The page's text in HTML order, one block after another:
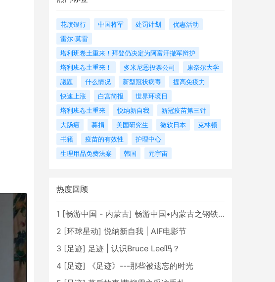
花旗银行 中国将军 处罚计划
优惠活动
雷尔·莫雷
塔利班卷土重来！拜登仍决定为阿富汗撤军辩护
塔利班卷土重来！
多米尼恩投票公司
康奈尔大学
議題
什么情况 新型冠状病毒
提高免疫力
快速上涨
白宫简报
世界环境日
塔利班卷土重来
悦纳新自我
新冠疫苗第三针
大肠癌
募捐 美国研究生 微软日本
克林顿
书籍
疫苗的有效性
护理中心
生理用品免费法案
韩国 元宇宙
热度回顾
1 [畅游中国 - 内蒙古] 畅游中国•内蒙古之钢铁骄子，魅力包头
2 [环球星动] 悦纳新自我 | AIF电影节
3 [足迹] 足迹 | 认识Bruce Lee吗？
4 [足迹]
《足迹》---那些被遗忘的时光